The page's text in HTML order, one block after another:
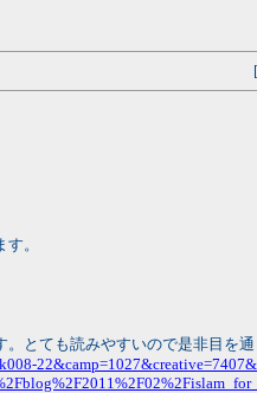
[
。
とても読みやすいので是非目を通